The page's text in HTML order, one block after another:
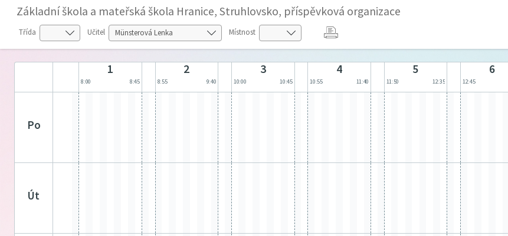
Základní škola a mateřská škola Hranice, Struhlovsko, příspěvková organizace
Třída Učitel Místnost
1
8:00 8:45
2
8:55 9:40
3
10:00 10:45
4
10:55 11:40
5
11:50 12:35
6
12:45
po
út